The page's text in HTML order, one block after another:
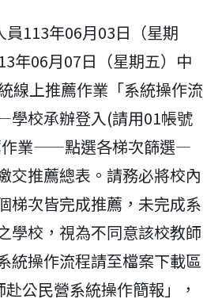
員113年06月03日（星期
年06月07日（星期五）中
線上推薦作業「系統操作流
學校承辦登入(請用01帳號
業——點選各梯次篩選—
交推薦總表。請務必將校內
梯次皆完成推薦，未完成系
學校，視為不同意該校教師
統操作流程請至檔案下載區
公民營系統操作簡報」，